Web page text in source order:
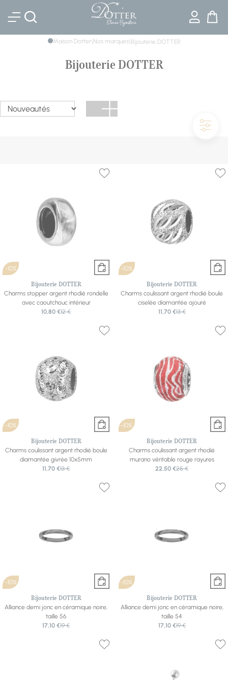
Bijouterie DOTTER
Maison Dotter\Nos marques\Bijouterie DOTTER
Bijouterie DOTTER
-10%
Bijouterie DOTTER
Charms stopper argent rhodié rondelle
avec caoutchouc intérieur
10,80 €12 €
-10%
Bijouterie DOTTER
Charms coulissant argent rhodié boule
ciselée diamantée ajouré
11,70 €13 €
-10%
Bijouterie DOTTER
Charms coulissant argent rhodié boule
diamantée givrée 10x5mm
11,70 €13 €
-10%
Bijouterie DOTTER
Charms coulissant argent rhodié
murano véritable rouge rayures
22,50 €25 €
-10%
Bijouterie DOTTER
Alliance demi jonc en céramique noire,
taille 56
17,10 €19 €
-10%
Bijouterie DOTTER
Alliance demi jonc en céramique noire,
taille 54
17,10 €19 €